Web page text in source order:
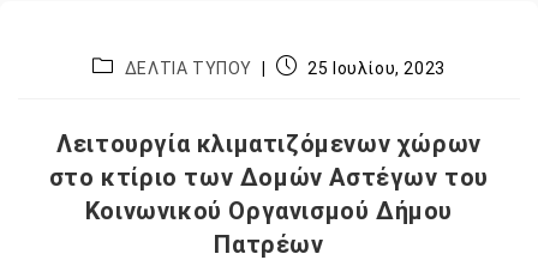
ΔΕΛΤΙΑ ΤΥΠΟΥ 25 Ιουλίου, 2023
Λειτουργία κλιματιζόμενων χώρων
στο κτίριο των Δομών Αστέγων του
Κοινωνικού Οργανισμού Δήμου
Πατρέων